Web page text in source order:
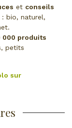
et conseils
: bio, naturel,
000 produits
petits
sur